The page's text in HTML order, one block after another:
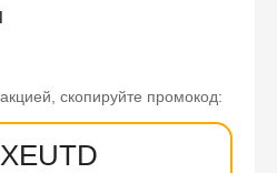
скопируйте промокод: